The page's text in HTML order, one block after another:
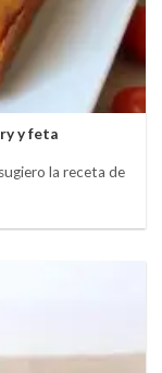
y feta
la receta de